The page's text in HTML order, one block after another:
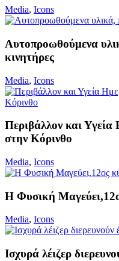
Media, Icons
Αυτοπροωθούμενα
κινητήρες
Media, Icons
Περιβάλλον και
στην Κόρινθο
Media, Icons
Η Φυσική
Media, Icons
Ισχυρά λέιζερ